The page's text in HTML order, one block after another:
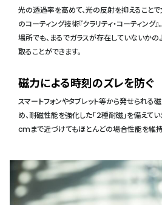
光の透過率を高めて、光の反射を抑えること
のコーティング技術『クラリティ・コーティング
場所でも、まるでガラスが存在していないかの
取ることができます。
磁力による時刻のズレを防ぐ
スマートフォンやタブレット等から発せられる
め、耐磁性能を強化した「２種耐磁」を備えて
cmまで近づけてもほとんどの場合性能を維持